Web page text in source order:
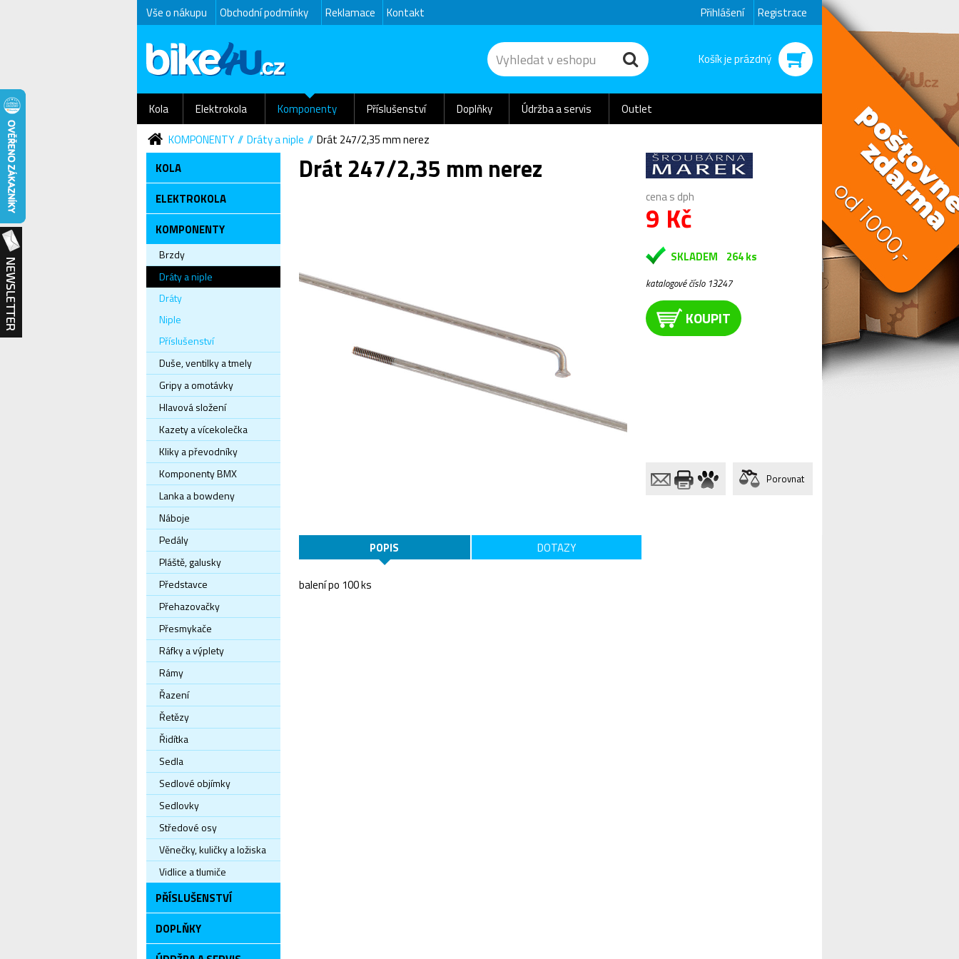
Vše o nákupu Obchodní podmínky Reklamace Kontakt Přihlášení Registrace
Košík je prázdný
Kola Elektrokola Komponenty Příslušenství Doplňky Údržba a servis
Outlet
KOMPONENTY
Dráty a niple
Drát 247/2,35 mm nerez
KOLA
ELEKTROKOLA
KOMPONENTY
Brzdy
Dráty a niple
Dráty
Niple
Příslušenství
Duše, ventilky a tmely
Gripy a omotávky
Hlavová složení
Kazety a vícekolečka
Kliky a převodníky
Komponenty BMX
Lanka a bowdeny
Náboje
Pedály
Pláště, galusky
Představce
Přehazovačky
Přesmykače
Ráfky a výplety
Rámy
Řazení
Řetězy
Řidítka
Sedla
Sedlové objímky
Sedlovky
Středové osy
Věnečky, kuličky a ložiska
Vidlice a tlumiče
PŘÍSLUŠENSTVÍ
DOPLŇKY
Drát 247/2,35 mm nerez
cena s dph
9 Kč
SKLADEM 264 ks
katalogové číslo 13247
KOUPIT
Porovnat
POPIS DOTAZY
balení po 100 ks